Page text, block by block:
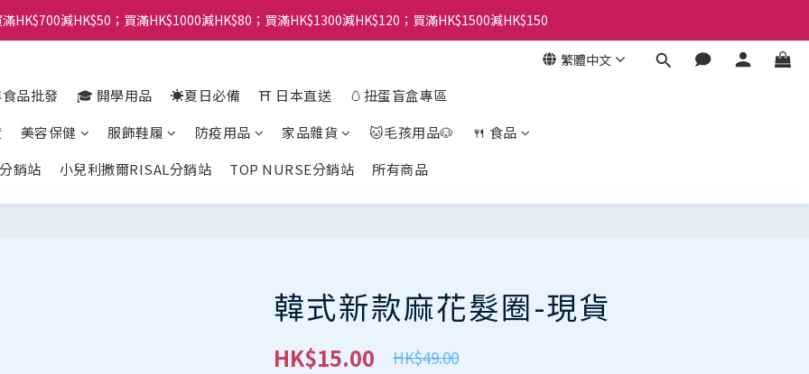
HK$700減HK$50；買滿HK$1000減HK$80；買滿HK$1300減HK$120；買滿HK$1500減HK$150
繁體中文
品批發 🎓 開學用品 ☀️夏日必備 ⛩️ 日本直送
🥚扭蛋盲盒專區
美容保健 服飾鞋履 防疫用品 家品雜貨 🐱毛孩用品🐶
🍴 食品
銷站
小兒利撒爾RISAL分銷站 TOP NURSE分銷站 所有商品
韓式新款麻花髮圈-現貨
HK$15.00 HK$49.00